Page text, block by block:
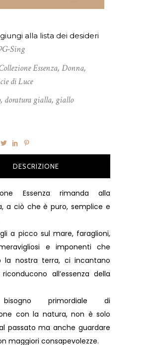
alla lista dei desideri
Sing
Essenza, Donna,
di Luce
, doratura gialla, giallo
DESCRIZIONE
Essenza rimanda alla
a ciò che è puro, semplice e
a picco sul mare, faraglioni,
e imponenti che
la nostra terra, ci incantano
all’essenza della
primordiale di
con la natura, non è solo
passato ma anche guardare
maggiori consapevolezze.